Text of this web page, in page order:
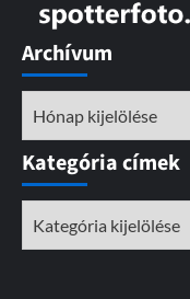
Archívum
Kategória címek